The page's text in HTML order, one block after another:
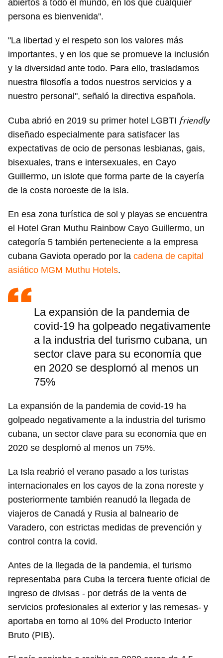
abiertos a todo el mundo, en los que cualquier
persona es bienvenida".
"La libertad y el respeto son los valores más
importantes, y en los que se promueve la inclusión
y la diversidad ante todo. Para ello, trasladamos
nuestra filosofía a todos nuestros servicios y a
nuestro personal", señaló la directiva española.
Cuba abrió en 2019 su primer hotel LGBTI friendly
diseñado especialmente para satisfacer las
expectativas de ocio de personas lesbianas, gais,
bisexuales, trans e intersexuales, en Cayo
Guillermo, un islote que forma parte de la cayería
de la costa noroeste de la isla.
En esa zona turística de sol y playas se encuentra
el Hotel Gran Muthu Rainbow Cayo Guillermo, un
categoría 5 también perteneciente a la empresa
cubana Gaviota operado por la cadena de capital
asiático MGM Muthu Hotels.
La expansión de la pandemia de
covid-19 ha golpeado negativamente
a la industria del turismo cubana, un
sector clave para su economía que
en 2020 se desplomó al menos un
75%
La expansión de la pandemia de covid-19 ha
golpeado negativamente a la industria del turismo
cubana, un sector clave para su economía que en
2020 se desplomó al menos un 75%.
La Isla reabrió el verano pasado a los turistas
internacionales en los cayos de la zona noreste y
posteriormente también reanudó la llegada de
viajeros de Canadá y Rusia al balneario de
Varadero, con estrictas medidas de prevención y
control contra la covid.
Antes de la llegada de la pandemia, el turismo
representaba para Cuba la tercera fuente oficial de
ingreso de divisas - por detrás de la venta de
servicios profesionales al exterior y las remesas- y
aportaba en torno al 10% del Producto Interior
Bruto (PIB).